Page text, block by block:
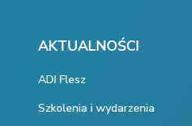
AKTUALNOŚCI
ADI Flesz
Szkolenia i wydarzenia